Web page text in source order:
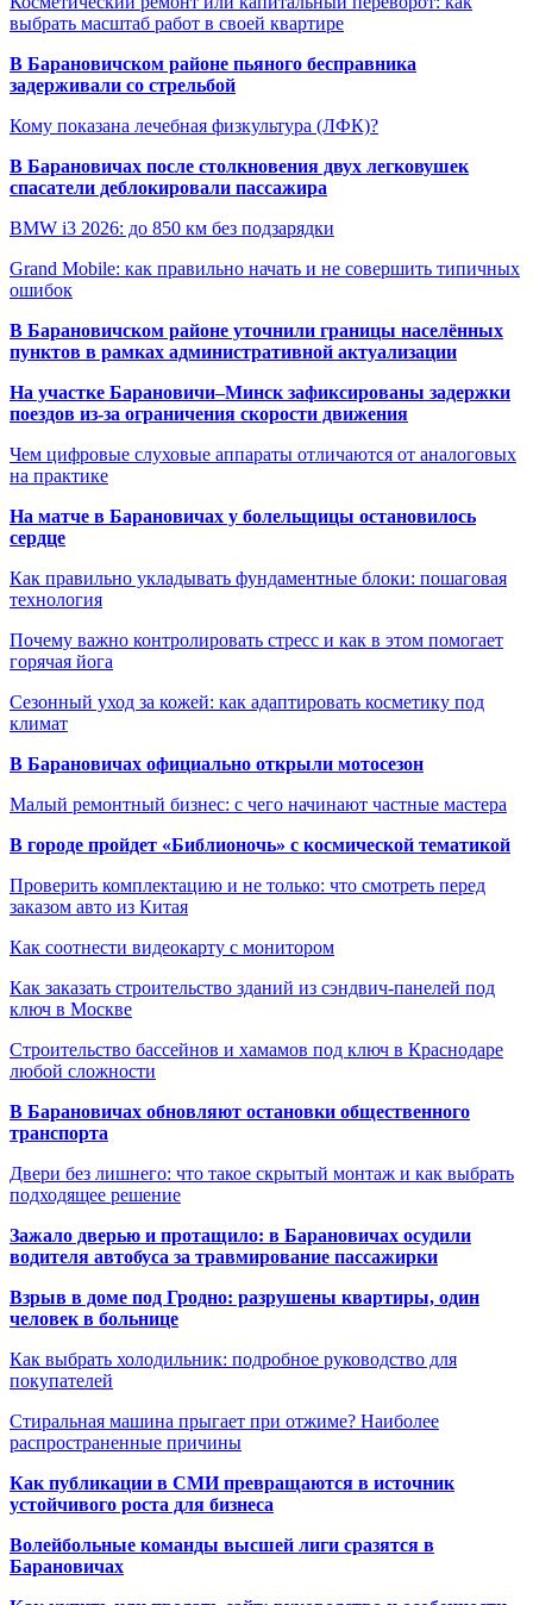
выбрать масштаб работ в своей квартире
В Барановичском районе пьяного бесправника
задерживали со стрельбой
Кому показана лечебная физкультура (ЛФК)?
В Барановичах после столкновения двух легковушек
спасатели деблокировали пассажира
BMW i3 2026: до 850 км без подзарядки
Grand Mobile: как правильно начать и не совершить типичных
ошибок
В Барановичском районе уточнили границы населённых
пунктов в рамках административной актуализации
На участке Барановичи–Минск зафиксированы задержки
поездов из-за ограничения скорости движения
Чем цифровые слуховые аппараты отличаются от аналоговых
на практике
На матче в Барановичах у болельщицы остановилось
сердце
Как правильно укладывать фундаментные блоки: пошаговая
технология
Почему важно контролировать стресс и как в этом помогает
горячая йога
Сезонный уход за кожей: как адаптировать косметику под
климат
В Барановичах официально открыли мотосезон
Малый ремонтный бизнес: с чего начинают частные мастера
В городе пройдет «Библионочь» с космической тематикой
Проверить комплектацию и не только: что смотреть перед
заказом авто из Китая
Как соотнести видеокарту с монитором
Как заказать строительство зданий из сэндвич-панелей под
ключ в Москве
Строительство бассейнов и хамамов под ключ в Краснодаре
любой сложности
В Барановичах обновляют остановки общественного
транспорта
Двери без лишнего: что такое скрытый монтаж и как выбрать
подходящее решение
Зажало дверью и протащило: в Барановичах осудили
водителя автобуса за травмирование пассажирки
Взрыв в доме под Гродно: разрушены квартиры, один
человек в больнице
Как выбрать холодильник: подробное руководство для
покупателей
Стиральная машина прыгает при отжиме? Наиболее
распространенные причины
Как публикации в СМИ превращаются в источник
устойчивого роста для бизнеса
Волейбольные команды высшей лиги сразятся в
Барановичах